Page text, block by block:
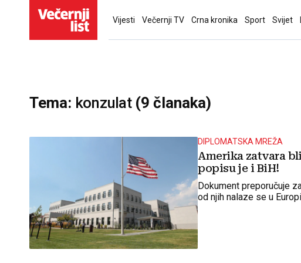
Vijesti Večernji TV Crna kronika Sport Svijet
Tema: konzulat(9 članaka)
DIPLOMATSKA MREŽA
Amerika zatvara
popisu je i BiH!
Dokument preporučuje
od njih nalaze se u